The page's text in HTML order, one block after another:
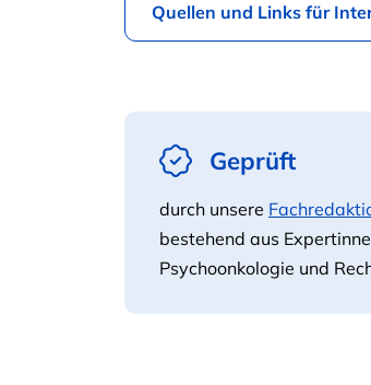
Quellen und Links für
Geprüft
durch unsere
bestehend aus
Psychoonkologie und